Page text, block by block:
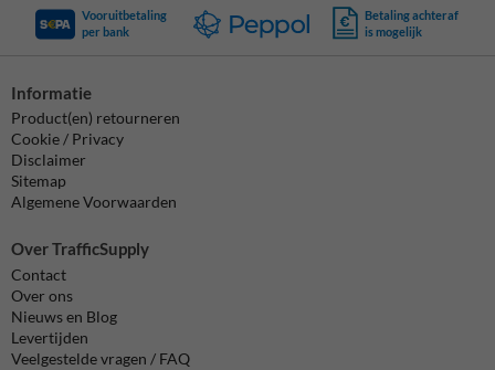
Vooruitbetaling
per bank
Betaling achteraf
is mogelijk
Informatie
Product(en) retourneren
Cookie / Privacy
Disclaimer
Sitemap
Algemene Voorwaarden
Over TrafficSupply
Contact
Over ons
Nieuws en Blog
Levertijden
Veelgestelde vragen / FAQ